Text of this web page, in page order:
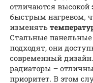
отличаются высокой
быстрым нагревом,
изменять
Стальные
подходят, они
современный
радиаторы –
приоритет. В этом